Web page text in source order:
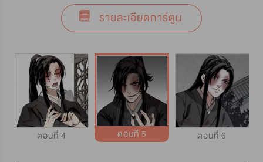
รายละเอียดการ์ตูน
ตอนที่ 4 ตอนที่ 5 ตอนที่ 6